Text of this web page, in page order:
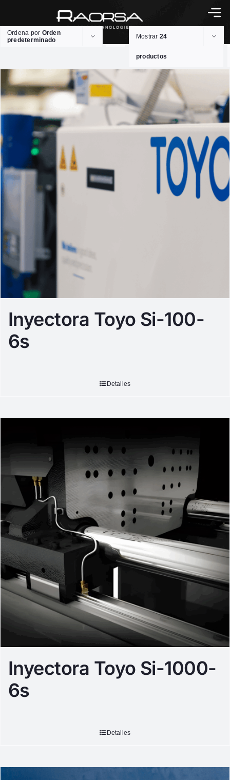
Ordena por Orden
predeterminado
Mostrar 24
productos
Inyectora Toyo Si-100-
6s
Detalles
Inyectora Toyo Si-1000-
6s
Detalles